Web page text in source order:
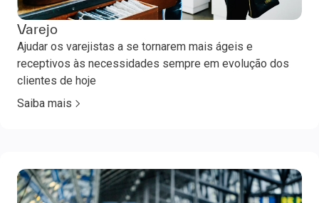
Varejo
Ajudar os varejistas a se tornarem mais ágeis e
receptivos às necessidades sempre em evolução dos
clientes de hoje
Saiba mais